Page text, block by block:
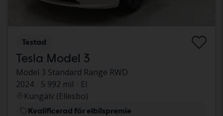
Testad
Tesla Model 3
Model 3 Standard Range RWD
2024
5 992 mil
El
Kungälv (Ellesbo)
Kvalificerad för elbilspremie